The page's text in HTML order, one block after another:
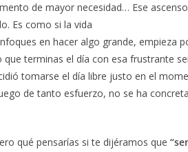
de mayor necesidad… Ese
Es como si la vida
en hacer algo grande, empieza
terminas el día con esa frustrante
tomarse el día libre justo en el
de tanto esfuerzo, no se ha
qué pensarías si te dijéramos que